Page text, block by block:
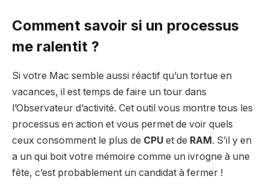
Comment savoir si un processus
me ralentit ?
Si votre Mac semble aussi réactif qu’un tortue en
vacances, il est temps de faire un tour dans
l’Observateur d’activité. Cet outil vous montre tous les
processus en action et vous permet de voir quels
ceux consomment le plus de CPU et de RAM. S’il y en
a un qui boit votre mémoire comme un ivrogne à une
fête, c’est probablement un candidat à fermer !